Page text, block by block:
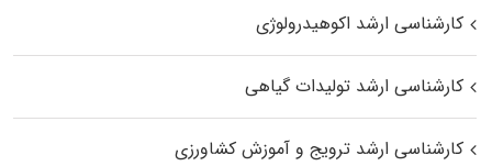
کارشناسی ارشد اکوهیدرولوژی
کارشناسی ارشد تولیدات گیاهی
کارشناسی ارشد ترویج و آموزش کشاورزی